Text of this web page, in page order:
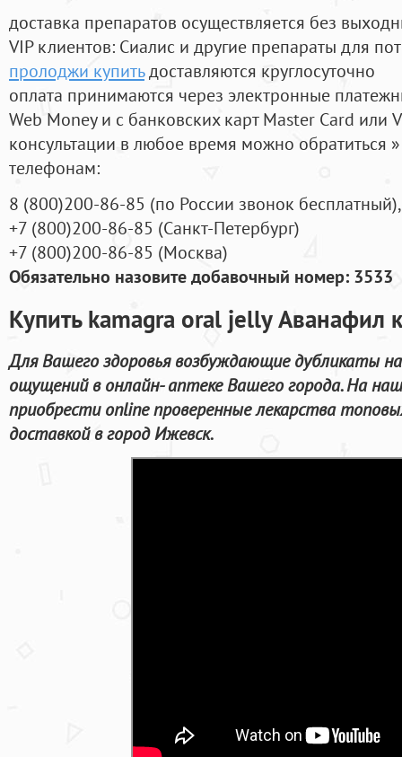
доставка препаратов осуществляется без
VIP клиентов: Сиалис и другие препараты для
пролоджи купитьдоставляются круглосуточно
оплата принимаются через электронные
Web Money и с банковских карт Master Card или
консультации в любое время можно обратиться
телефонам:
8 (800)200-86-85 (по России звонок бесплатный),
+7 (800)200-86-85 (Санкт-Петербург)
+7 (800)200-86-85 (Москва)
Обязательно назовите добавочный номер: 3533
Купить kamagra oral jelly Аванафил
Для Вашего здоровья возбуждающие дубликаты
ощущений в онлайн- аптеке Вашего города. На
приобрести online проверенные лекарства
доставкой в город Ижевск.